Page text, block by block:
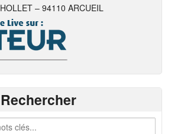
– 94110 ARCUEIL
Rechercher